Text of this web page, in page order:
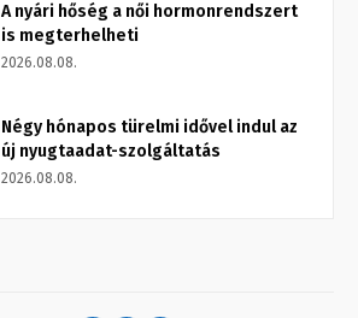
A nyári hőség a női hormonrendszert
is megterhelheti
2026.08.08.
Négy hónapos türelmi idővel indul az
új nyugtaadat-szolgáltatás
2026.08.08.